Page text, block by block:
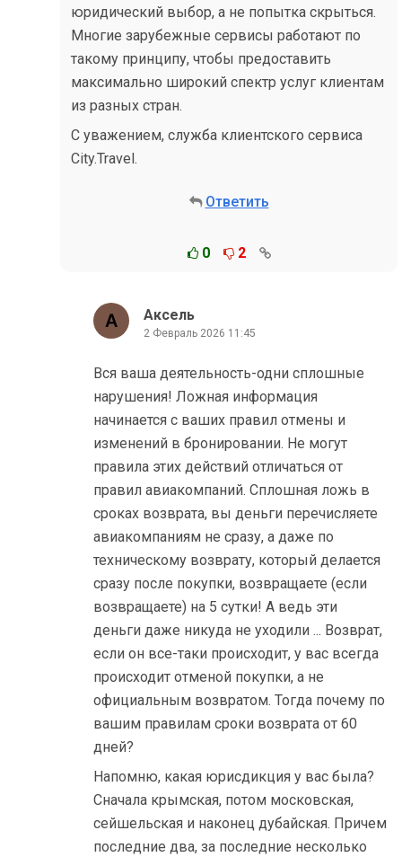
юридический выбор, а не попытка скрыться.
Многие зарубежные сервисы работают по
такому принципу, чтобы предоставить
максимально широкий спектр услуг клиентам
из разных стран.
С уважением, служба клиентского сервиса
City.Travel.
Ответить
0 2
Аксель
2 Февраль 2026 11:45
Вся ваша деятельность-одни сплошные
нарушения! Ложная информация
начинается с ваших правил отмены и
изменений в бронировании. Не могут
правила этих действий отличаться от
правил авиакомпаний. Сплошная ложь в
сроках возврата, вы деньги перечисляете
авиакомпаниям не сразу, а даже по
техническому возврату, который делается
сразу после покупки, возвращаете (если
возвращаете) на 5 сутки! А ведь эти
деньги даже никуда не уходили ... Возврат,
если он все-таки происходит, у вас всегда
происходит отменой покупки, а не
официальным возвратом. Тогда почему по
вашим правилам сроки возврата от 60
дней?
Напомню, какая юрисдикция у вас была?
Сначала крымская, потом московская,
сейшельская и наконец дубайская. Причем
последние два, за последние несколько